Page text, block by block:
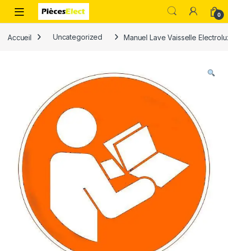
0
Accueil Uncategorized Manuel Lave Vaisselle